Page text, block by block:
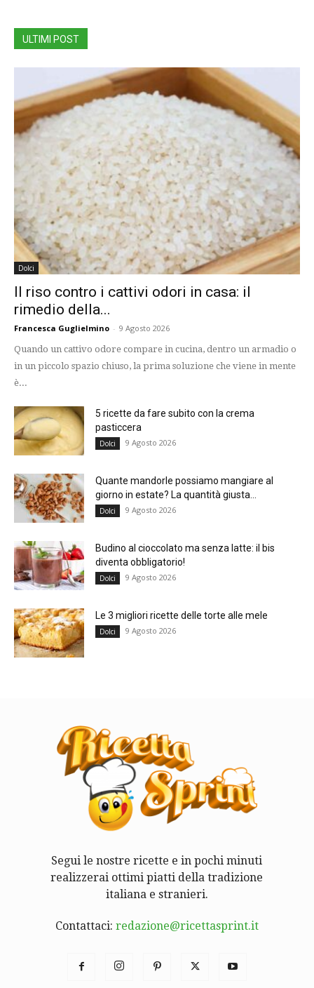
ULTIMI POST
Dolci
Il riso contro i cattivi odori in casa: il
rimedio della...
Francesca Guglielmino - 9 Agosto 2026
Quando un cattivo odore compare in cucina, dentro un armadio o
in un piccolo spazio chiuso, la prima soluzione che viene in mente
è...
5 ricette da fare subito con la crema
pasticcera
Dolci 9 Agosto 2026
Quante mandorle possiamo mangiare al
giorno in estate? La quantità giusta...
Dolci 9 Agosto 2026
Budino al cioccolato ma senza latte: il bis
diventa obbligatorio!
Dolci 9 Agosto 2026
Le 3 migliori ricette delle torte alle mele
Dolci 9 Agosto 2026
Segui le nostre ricette e in pochi minuti
realizzerai ottimi piatti della tradizione
italiana e stranieri.
Contattaci: redazione@ricettasprint.it